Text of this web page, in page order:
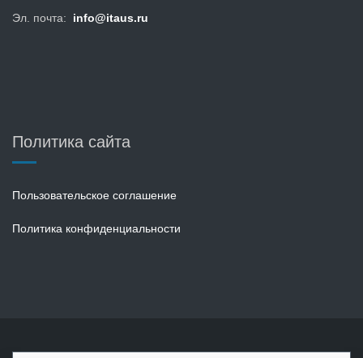
Эл. почта: info@itaus.ru
Политика сайта
Пользовательское соглашение
Политика конфиденциальности